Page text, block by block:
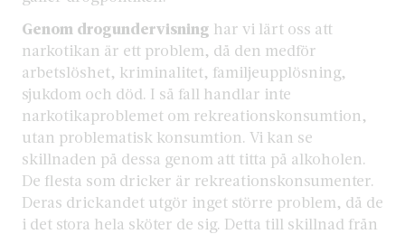
Genom drogundervisning har vi lärt oss att
narkotikan är ett problem, då den medför
arbetslöshet, kriminalitet, familjeupplösning,
sjukdom och död. I så fall handlar inte
narkotikaproblemet om rekreationskonsumtion,
utan problematisk konsumtion. Vi kan se
skillnaden på dessa genom att titta på alkoholen.
De flesta som dricker är rekreationskonsumenter.
Deras drickandet utgör inget större problem, då de
i det stora hela sköter de sig. Detta till skillnad från